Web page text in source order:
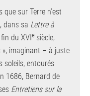
sur Terre n’est
dans sa Lettre à
du XVIe siècle,
imaginant – à juste
soleils, entourés
1686, Bernard de
Entretiens sur la